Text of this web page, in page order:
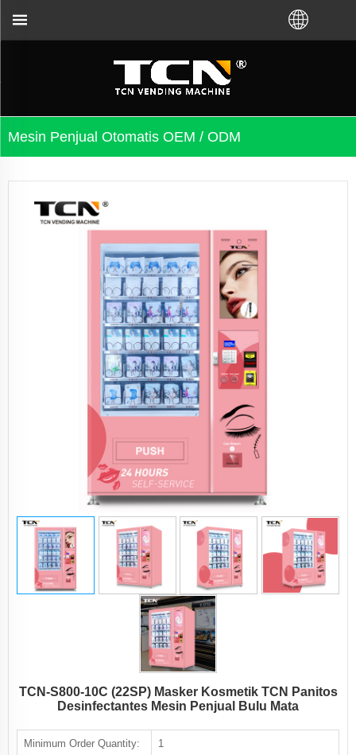
Mesin Penjual Otomatis OEM / ODM
TCN-S800-10C (22SP) Masker Kosmetik TCN Panitos
Desinfectantes Mesin Penjual Bulu Mata
Minimum Order Quantity: 1
masalah mesin penjual otomatis tidak